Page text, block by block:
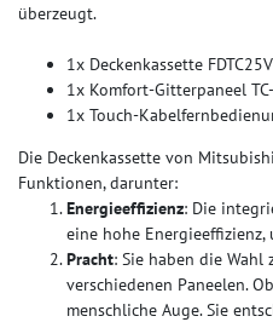
überzeugt.
1x Deckenkassette
1x Komfort-Gitterpaneel TC-
1x Touch-
Die Deckenkassette von
Funktionen, darunter:
Energieeffizienz: Die
eine hohe
Pracht: Sie haben die
verschiedenen Paneelen.
menschliche Auge. Sie